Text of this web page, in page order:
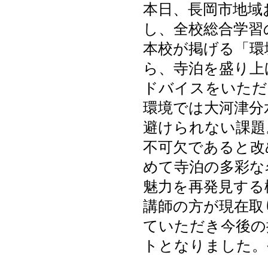
本日、長岡市地
し、全校総合学
本校が掲げる「
ら、寺泊を盛り
ドバイスをいた
環境では大河津
避けられない課
不可欠であると
めて寺泊の多彩
魅力を再発見す
講師の方が現在
ていただき今後
トとなりました